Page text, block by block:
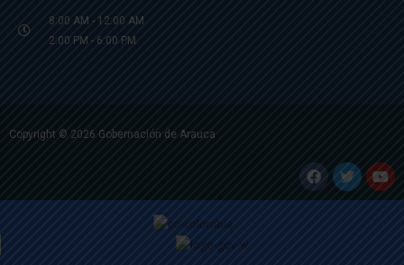
8:00 AM - 12:00 AM
2:00 PM - 6:00 PM.
Copyright © 2026 Gobernación de Arauca